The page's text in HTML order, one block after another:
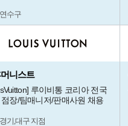
수구
니스트
루이비통 코리아 전국
장/팀매니저/판매사원 채용
기,대구 지점